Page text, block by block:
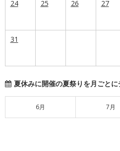
24 25 26 27
31
夏休みに開催の夏祭りを月ごとに
6月 7月